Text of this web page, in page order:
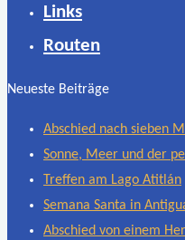
Links
Routen
Neueste Beiträge
Abschied nach sieben
Sonne, Meer und der
Treffen am Lago Atitlán
Semana Santa in
Abschied von einem